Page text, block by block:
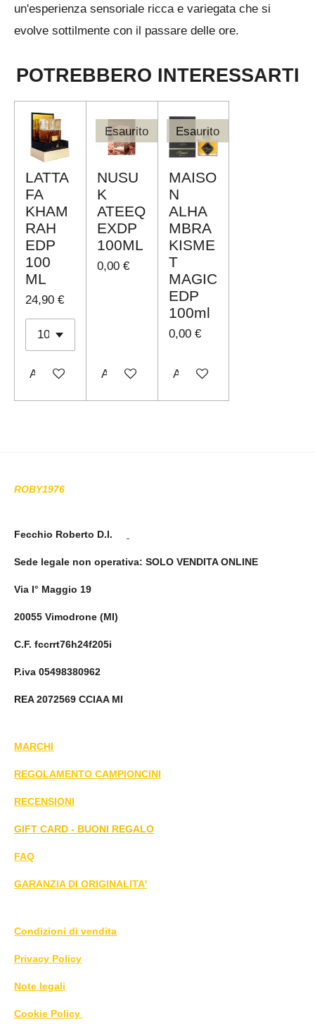
un'esperienza sensoriale ricca e variegata che si
evolve sottilmente con il passare delle ore.
POTREBBERO INTERESSARTI
LATTA
FA
KHAM
RAH
EDP
100
ML
24,90 €
Aggiungi al carrello
Esaurito
NUSU
K
ATEEQ
EXDP
100ML
0,00 €
Avvisami quando disponibile
Esaurito
MAISO
N
ALHA
MBRA
KISME
T
MAGIC
EDP
100ml
0,00 €
Avvisami quando
ROBY1976
Fecchio Roberto D.I.
Sede legale non operativa: SOLO VENDITA ONLINE
Via I° Maggio 19
20055 Vimodrone (MI)
C.F. fccrrt76h24f205i
P.iva 05498380962
REA 2072569 CCIAA MI
MARCHI
REGOLAMENTO CAMPIONCINI
RECENSIONI
GIFT CARD - BUONI REGALO
FAQ
GARANZIA DI ORIGINALITA'
Condizioni di vendita
Privacy Policy
Note legali
Cookie Policy